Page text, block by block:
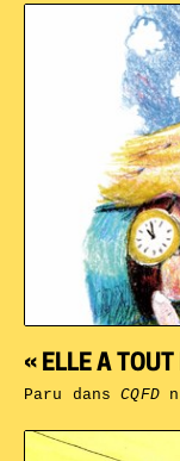
« ELLE A
Paru dansCQFD